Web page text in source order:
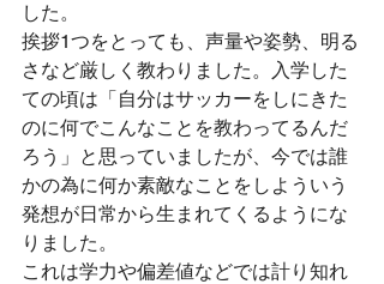
した。
挨拶1つをとっても、声量や姿勢、明る
さなど厳しく教わりました。入学した
ての頃は「自分はサッカーをしにきた
のに何でこんなことを教わってるんだ
ろう」と思っていましたが、今では誰
かの為に何か素敵なことをしよういう
発想が日常から生まれてくるようにな
りました。
これは学力や偏差値などでは計り知れ